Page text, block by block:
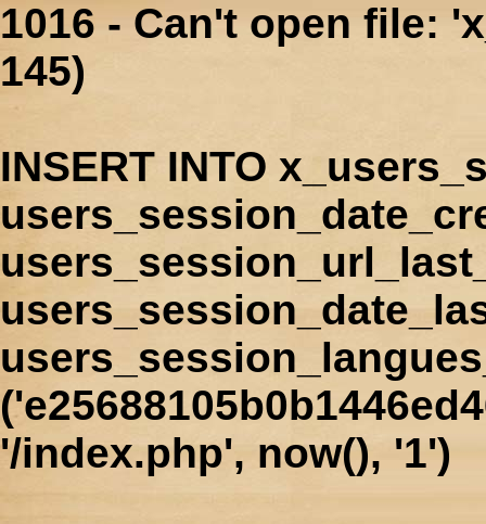
1016 - Can't open file:
145)
INSERT INTO
'/index.php', now(), '1')